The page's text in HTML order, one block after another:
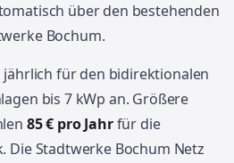
über den bestehenden
Bochum.
jährlich für den bidirektionalen
bis 7 kWp an. Größere
85 € pro Jahrfür die
Die Stadtwerke Bochum Netz